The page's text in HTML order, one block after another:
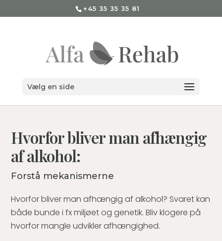
+45 35 35 35 81
Vælg en side
Hvorfor bliver man afhængig
af alkohol:
Forstå mekanismerne
Hvorfor bliver man afhængig af alkohol? Svaret kan
både bunde i fx miljøet og genetik. Bliv klogere på
hvorfor mangle udvikler afhængighed.